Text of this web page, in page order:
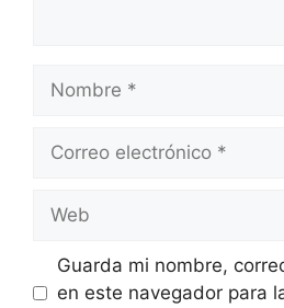
Nombre
Correo
Web
Guarda mi nombre,
en este navegador para